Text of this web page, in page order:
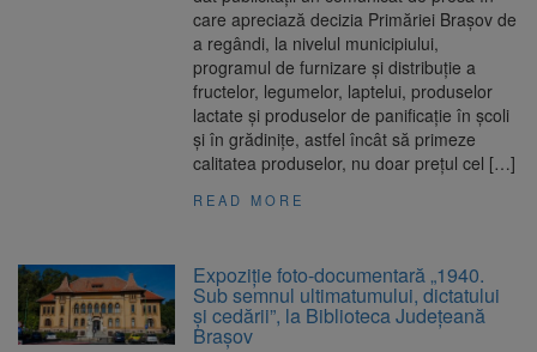
care apreciază decizia Primăriei Brașov de
a regândi, la nivelul municipiului,
programul de furnizare şi distribuţie a
fructelor, legumelor, laptelui, produselor
lactate şi produselor de panificaţie în şcoli
și în grădinițe, astfel încât să primeze
calitatea produselor, nu doar prețul cel […]
READ MORE
Expoziţie foto-documentară „1940.
Sub semnul ultimatumului, dictatului
şi cedării”, la Biblioteca Județeană
Brașov